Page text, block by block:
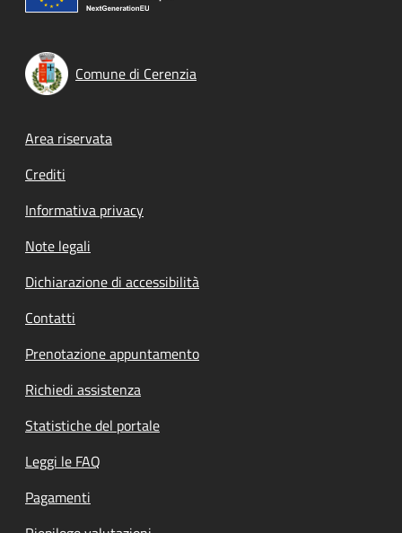
Comune di Cerenzia
Footer menu
Area riservata
Crediti
Informativa privacy
Note legali
Dichiarazione di accessibilità
Contatti
Prenotazione appuntamento
Richiedi assistenza
Statistiche del portale
Leggi le FAQ
Pagamenti